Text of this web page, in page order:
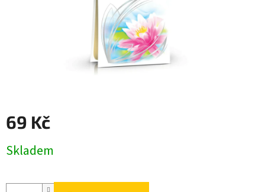
69 Kč
cena:
Skladem